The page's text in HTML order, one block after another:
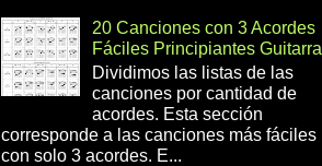
20 Canciones con 3 Acordes
Fáciles Principiantes Guitarra
Dividimos las listas de las
canciones por cantidad de
acordes. Esta sección
corresponde a las canciones más fáciles
con solo 3 acordes. E...